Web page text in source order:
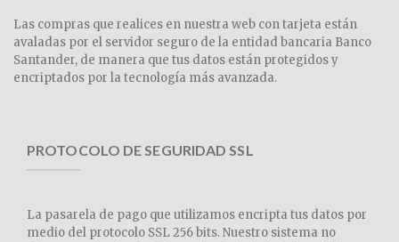
Las compras que realices en nuestra web con tarjeta están
avaladas por el servidor seguro de la entidad bancaria Banco
Santander, de manera que tus datos están protegidos y
encriptados por la tecnología más avanzada.
PROTOCOLO DE SEGURIDAD SSL
La pasarela de pago que utilizamos encripta tus datos por
medio del protocolo SSL 256 bits. Nuestro sistema no